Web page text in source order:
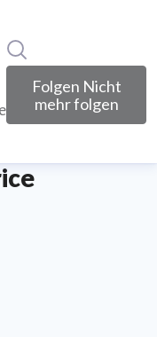
Folgen Nicht
mehr folgen